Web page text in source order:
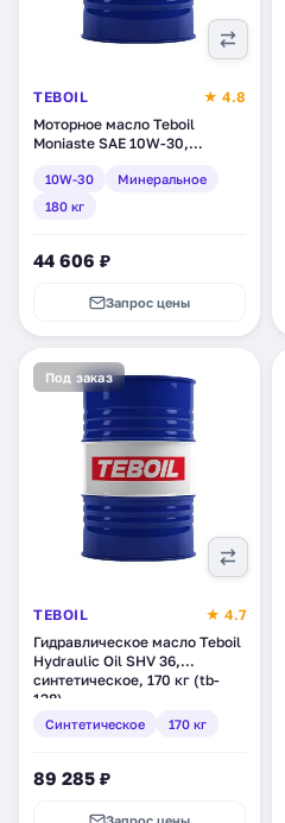
TEBOIL
★ 4.8
Моторное масло Teboil
Moniaste SAE 10W-30,
10W-30
Минеральное
180 кг
44 606 ₽
Запрос цены
Под заказ
TEBOIL
★ 4.7
Гидравлическое масло Teboil
Hydraulic Oil SHV 36,
синтетическое, 170 кг (tb-
138)
Синтетическое 170 кг
89 285 ₽